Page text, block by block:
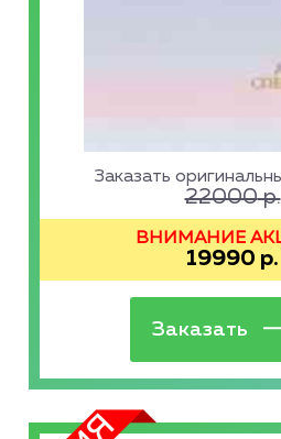
Заказать
22000р.
ВНИМАНИЕ
19990 р.